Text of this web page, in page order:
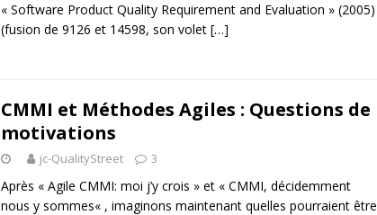
« Software Product Quality Requirement and Evaluation » (2005)
(fusion de 9126 et 14598, son volet […]
CMMI et Méthodes Agiles : Questions de
motivations
jc-QualityStreet 3
Après « Agile CMMI: moi j’y crois » et « CMMI, décidemment
nous y sommes« , imaginons maintenant quelles pourraient être